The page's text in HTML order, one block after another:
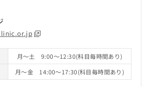
月～土 9:00～12:30(科目毎時間あり)
月～金 14:00～17:30(科目毎時間あり)